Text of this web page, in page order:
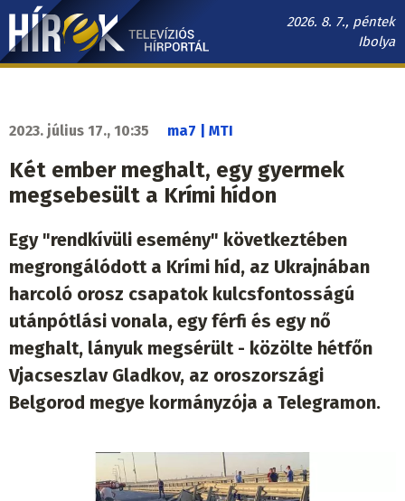
Ugrás
tartalomra
2026. 8. 7., péntek
Ibolya
Hírek.sk
navigáció
2023. július 17., 10:35 ma7 | MTI
Két ember meghalt, egy gyermek
megsebesült a Krími hídon
Egy "rendkívüli esemény" következtében
megrongálódott a Krími híd, az Ukrajnában
harcoló orosz csapatok kulcsfontosságú
utánpótlási vonala, egy férfi és egy nő
meghalt, lányuk megsérült - közölte hétfőn
Vjacseszlav Gladkov, az oroszországi
Belgorod megye kormányzója a Telegramon.